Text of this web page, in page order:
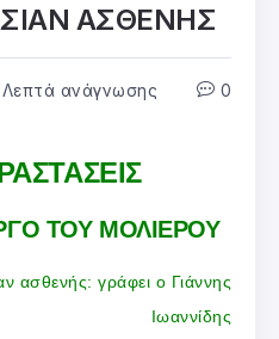
ΑΣΘΕΝΗΣ
ανάγνωσης 0
ΤΟΥ ΜΟΛΙΕΡΟΥ
ασθενής: γράφει ο Γιάννης
Ιωαννίδης